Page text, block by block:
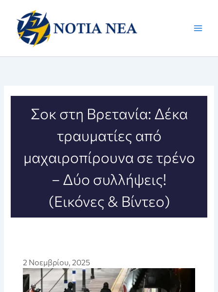
περιεχόμενο
Σοκ στη Βρετανία: Δέκα
τραυματίες από
μαχαιροπίρουνα σε τρένο
– Δύο συλλήψεις!
(Εικόνες & Βίντεο)
2 Νοεμβρίου, 2025